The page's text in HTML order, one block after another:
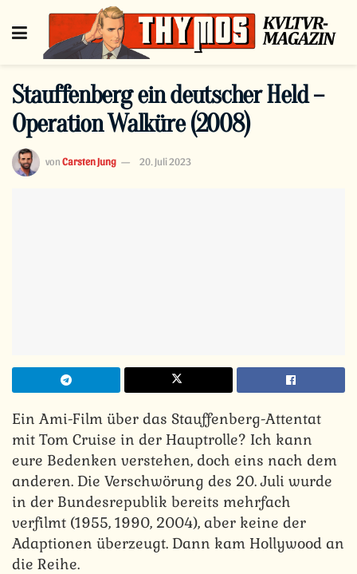
Stauffenberg ein deutscher Held –
Operation Walküre (2008)
von Carsten Jung 20. Juli 2023
Ein Ami-Film über das Stauffenberg-Attentat
mit Tom Cruise in der Hauptrolle? Ich kann
eure Bedenken verstehen, doch eins nach dem
anderen. Die Verschwörung des 20. Juli wurde
in der Bundesrepublik bereits mehrfach
verfilmt (1955, 1990, 2004), aber keine der
Adaptionen überzeugt. Dann kam Hollywood an
die Reihe.